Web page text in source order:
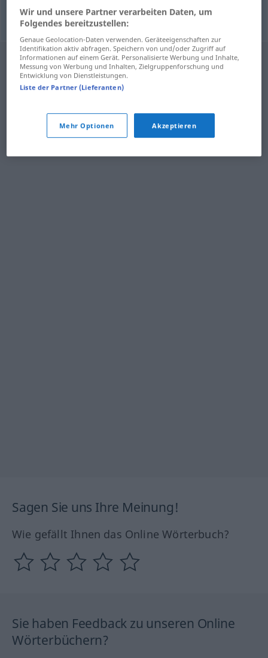
riquezafdecolorido Farbenpracht
Sagen Sie uns Ihre Meinung!
Wie gefällt Ihnen das Online Wörterbuch?
Sie haben Feedback zu unseren Online
Wörterbüchern?
Wir und unsere Partner verarbeiten Daten, um
Folgendes bereitzustellen:
Genaue Geolocation-Daten verwenden. Geräteeigenschaften zur
Identifikation aktiv abfragen. Speichern von und/oder Zugriff auf
Informationen auf einem Gerät. Personalisierte Werbung und Inhalte,
Messung von Werbung und Inhalten, Zielgruppenforschung und
Entwicklung von Dienstleistungen.
Liste der Partner (Lieferanten)
Mehr Optionen Akzeptieren